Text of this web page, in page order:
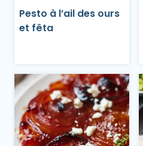
Pesto à l’ail des ours
et fêta